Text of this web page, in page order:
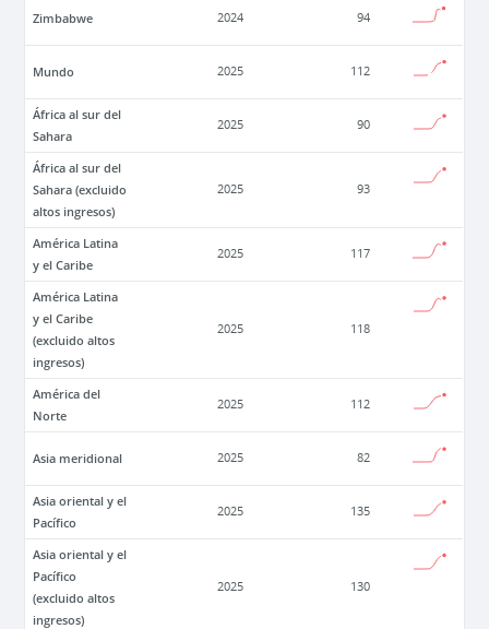
Zimbabwe 2024 94
Mundo 2025 112
África al sur del
Sahara
2025 90
África al sur del
Sahara (excluido
altos ingresos)
2025 93
América Latina
y el Caribe
2025 117
América Latina
y el Caribe
(excluido altos
ingresos)
2025 118
América del
Norte
2025 112
Asia meridional 2025 82
Asia oriental y el
Pacífico
2025 135
Asia oriental y el
Pacífico
(excluido altos
ingresos)
2025 130